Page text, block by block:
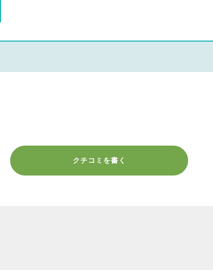
クチコミを書く